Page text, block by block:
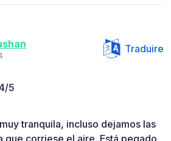
Traduire
5
tranquila, incluso dejamos las
que corriese el aire. Está pegado